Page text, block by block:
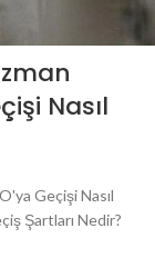
Nasıl
Geçişi Nasıl
Şartları Nedir?